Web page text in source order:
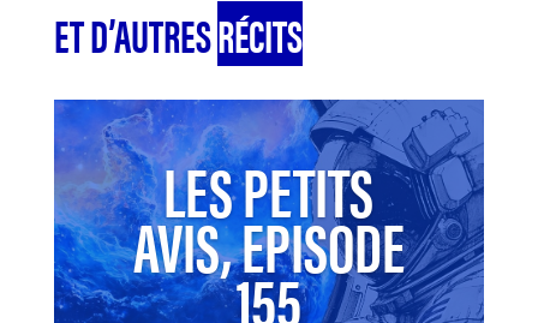
ET D’AUTRESRÉCITS
LES PETITS
AVIS, EPISODE
155